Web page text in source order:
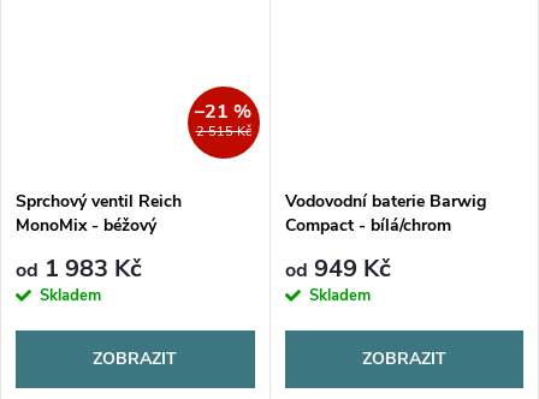
2 515 Kč
–21 %
Sprchový ventil Reich
MonoMix - béžový
od 1 983 Kč
Skladem
ZOBRAZIT
Vodovodní baterie Barwig
Compact - bílá/chrom
od 949 Kč
Skladem
ZOBRAZIT